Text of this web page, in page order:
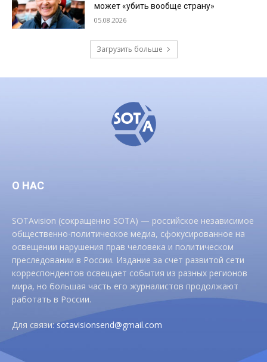
может «убить вообще страну»
05.08.2026
Загрузить больше
О НАС
SOTAvision (сокращенно SOTA) — российское независимое
общественно-политическое медиа, сфокусированное на
освещении нарушения прав человека и политическом
преследовании в России. Издание за счет развитой сети
корреспондентов освещает события из разных регионов
мира, но большая часть его журналистов продолжают
работать в России.
Для связи:sotavisionsend@gmail.com